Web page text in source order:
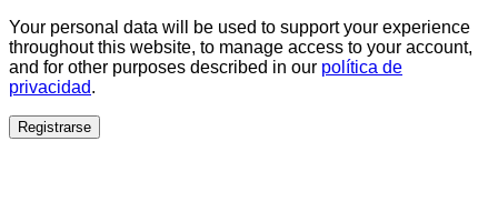
Your personal data will be used to support your experience
throughout this website, to manage access to your account,
and for other purposes described in our política de
privacidad.
Registrarse